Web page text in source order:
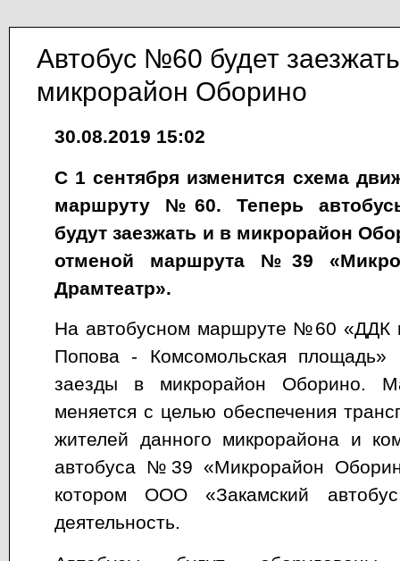
Автобус №60 будет
микрорайон Оборино
30.08.2019 15:02
С 1 сентября изменится схема
маршруту №60. Теперь
будут заезжать и в микрорайон
отменой маршрута №39
Драмтеатр».
На автобусном маршруте №60 «ДДК
Попова - Комсомольская площадь»
заезды в микрорайон Оборино.
меняется с целью обеспечения
жителей данного микрорайона и
автобуса №39 «Микрорайон
котором ООО «Закамский
деятельность.